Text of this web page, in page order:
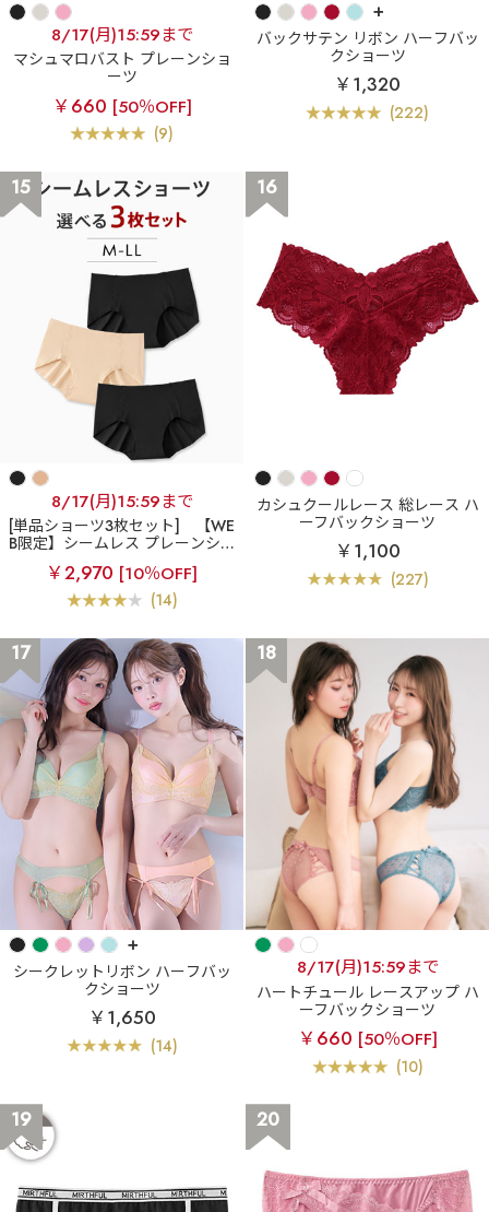
8/17(月)15:59まで
マシュマロバスト プレーンショ
ーツ
￥660 [50％OFF]
(9)
+
バックサテン リボン ハーフバッ
クショーツ
￥1,320
(222)
15
8/17(月)15:59まで
[単品ショーツ3枚セット]
【WE
B限定】シームレス プレーンショ
ーツ 3枚セット
￥2,970 [10％OFF]
(14)
16
カシュクールレース 総レース ハ
ーフバックショーツ
￥1,100
(227)
17
+
シークレットリボン ハーフバッ
クショーツ
￥1,650
(14)
18
8/17(月)15:59まで
ハートチュール レースアップ ハ
ーフバックショーツ
￥660 [50％OFF]
(10)
19 20